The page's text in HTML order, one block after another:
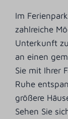
Im
zahlreiche
Unterkunft
an einen
Sie mit Ihrer
Ruhe
größere
Sehen Sie